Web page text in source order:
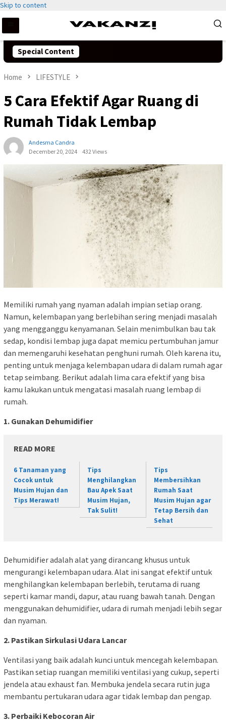
Skip to content
Special Content
Home LIFESTYLE
5 Cara Efektif Agar Ruang di
Rumah Tidak Lembap
Andesma Candra
December 20, 2024
432 Views
Memiliki rumah yang nyaman adalah impian setiap orang.
Namun, kelembapan yang berlebihan sering menjadi masalah
yang mengganggu kenyamanan. Selain menimbulkan bau tak
sedap, kondisi lembap juga dapat memicu pertumbuhan jamur
dan memengaruhi kesehatan penghuni rumah. Oleh karena itu,
penting untuk menjaga kelembapan udara di dalam rumah agar
tetap seimbang. Berikut adalah lima cara efektif yang bisa
kamu lakukan untuk mengatasi masalah ruang lembap di
rumah.
1. Gunakan Dehumidifier
READ MORE
6 Tanaman yang
Cocok untuk
Musim Hujan dan
Tips Merawat!
Tips
Menghilangkan
Bau Apek Saat
Musim Hujan,
Tak Sulit!
Tips
Membersihkan
Rumah Saat
Musim Hujan agar
Tetap Bersih dan
Sehat
Dehumidifier adalah alat yang dirancang khusus untuk
mengurangi kelembapan udara. Alat ini sangat efektif untuk
menghilangkan kelembapan berlebih, terutama di ruang
seperti kamar mandi, dapur, atau ruang bawah tanah. Dengan
menggunakan dehumidifier, udara di rumah menjadi lebih segar
dan nyaman.
2. Pastikan Sirkulasi Udara Lancar
Ventilasi yang baik adalah kunci untuk mencegah kelembapan.
Pastikan setiap ruangan memiliki ventilasi yang cukup, seperti
jendela atau exhaust fan. Membuka jendela secara rutin juga
membantu pertukaran udara agar tidak lembap dan pengap.
3. Perbaiki Kebocoran Air